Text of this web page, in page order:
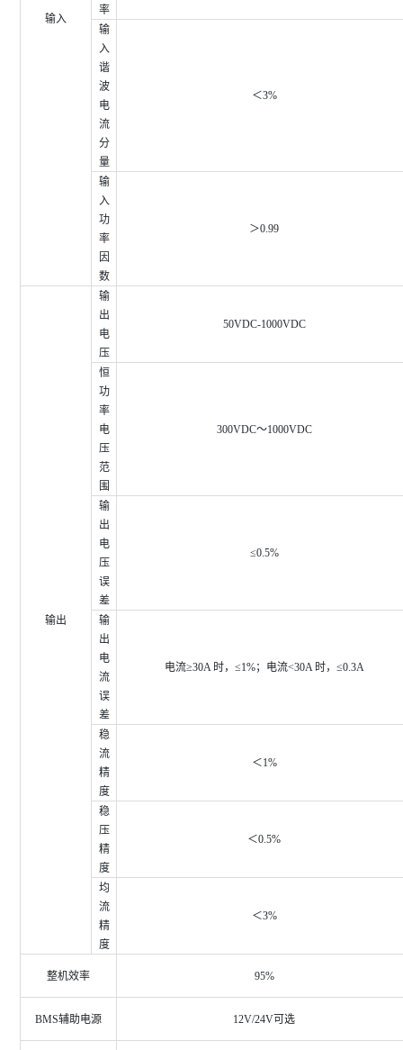
输入
率
输
入
谐
波
电
流
分
量
＜3%
输
入
功
率
因
数
＞0.99
输出
输
出
电
压
50VDC-1000VDC
恒
功
率
电
压
范
围
300VDC～1000VDC
输
出
电
压
误
差
≤0.5%
输
出
电
流
误
差
电流≥30A 时，≤1%；电流<30A 时，≤0.3A
稳
流
精
度
＜1%
稳
压
精
度
＜0.5%
均
流
精
度
＜3%
整机效率 95%
BMS辅助电源 12V/24V可选